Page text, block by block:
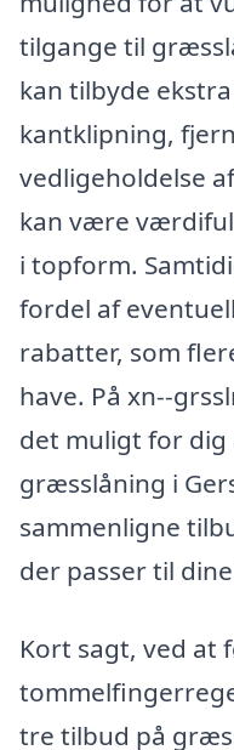
tilgange til
kan tilbyde
kantklipning,
vedligeholdelse
kan være
i topform.
fordel af
rabatter, som
have. På xn--
det muligt for
græsslåning i
sammenligne
der passer til
Kort sagt, ved at
tre tilbud på